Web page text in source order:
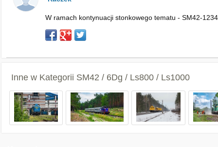
W ramach kontynuacji stonkowego tematu - SM42-
Inne w Kategorii SM42 / 6Dg / Ls800 / Ls1000